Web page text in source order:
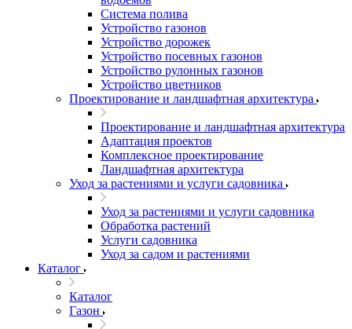
Система полива
Устройство газонов
Устройство дорожек
Устройство посевных газонов
Устройство рулонных газонов
Устройство цветников
Проектирование и ландшафтная архитектура
Проектирование и ландшафтная архитектура
Адаптация проектов
Комплексное проектирование
Ландшафтная архитектура
Уход за растениями и услуги садовника
Уход за растениями и услуги садовника
Обработка растений
Услуги садовника
Уход за садом и растениями
Каталог
Каталог
Газон